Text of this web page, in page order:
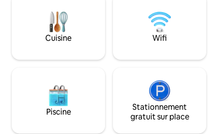
C'est l'endroit idéal pour passer du
temps en famille ou entre amis car il
peut accueillir confortablement jusqu'à
6 personnes.
dans un quartier
Furnas, près du
Cuisine Wifi
Piscine
Stationnement
gratuit sur place